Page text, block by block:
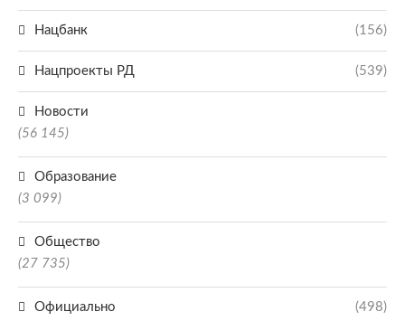
Нацбанк (156)
Нацпроекты РД (539)
Новости
(56 145)
Образование
(3 099)
Общество
(27 735)
Официально (498)